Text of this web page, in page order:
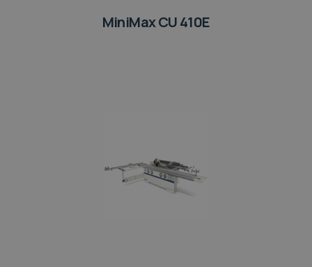
MiniMax CU 410E